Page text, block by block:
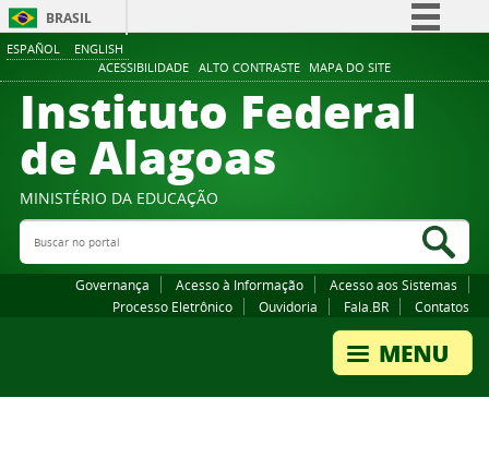
ESPAÑOL ENGLISH
ACESSIBILIDADE ALTO CONTRASTE MAPA DO SITE
BRASIL
Comunica BR
Participe
Canais
Instituto Federal
de Alagoas
MINISTÉRIO DA EDUCAÇÃO
Buscar no portal
Governança Acesso à Informação
Acesso aos Sistemas
Processo Eletrônico
Ouvidoria Fala.BR Contatos